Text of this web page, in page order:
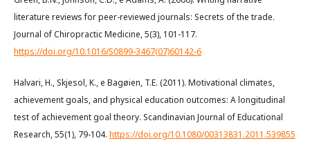
literature reviews for peer-reviewed journals: Secrets of the trade.
Journal of Chiropractic Medicine, 5(3), 101-117.
https://doi.org/10.1016/S0899-3467(07)60142-6
Halvari, H., Skjesol, K., e Bagøien, T.E. (2011). Motivational climates,
achievement goals, and physical education outcomes: A longitudinal
test of achievement goal theory. Scandinavian Journal of Educational
Research, 55(1), 79-104. https://doi.org/10.1080/00313831.2011.539855